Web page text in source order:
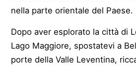
nella parte orientale del Paese.
Dopo aver esplorato la città di
Lago Maggiore, spostatevi a
porte della Valle Leventina,